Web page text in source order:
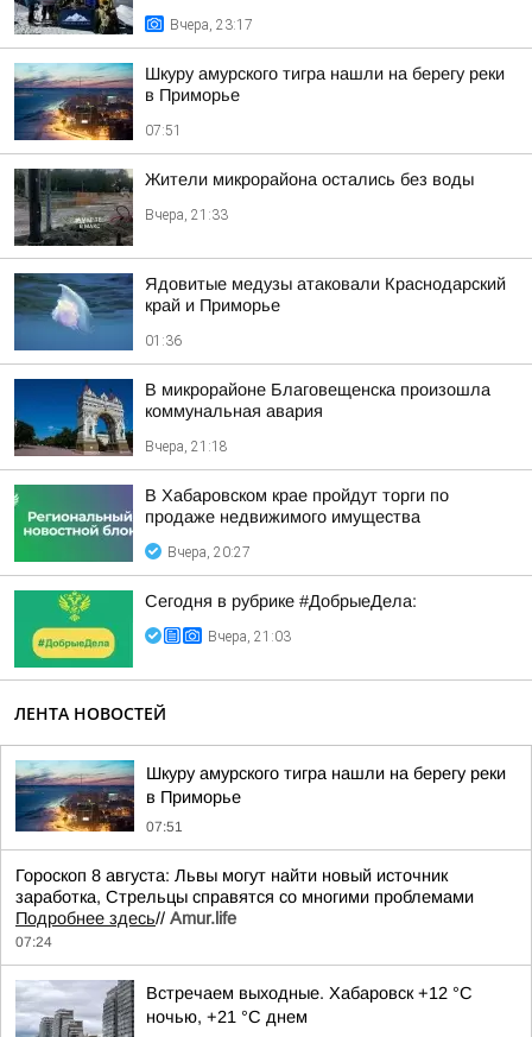
Вчера, 23:17
Шкуру амурского тигра нашли на берегу реки
в Приморье
07:51
Жители микрорайона остались без воды
Вчера, 21:33
Ядовитые медузы атаковали Краснодарский
край и Приморье
01:36
В микрорайоне Благовещенска произошла
коммунальная авария
Вчера, 21:18
В Хабаровском крае пройдут торги по
продаже недвижимого имущества
Вчера, 20:27
Сегодня в рубрике #ДобрыеДела:
Вчера, 21:03
ЛЕНТА НОВОСТЕЙ
Шкуру амурского тигра нашли на берегу реки
в Приморье
07:51
Гороскоп 8 августа: Львы могут найти новый источник
заработка, Стрельцы справятся со многими проблемами
Подробнее здесь// Аmur.life
07:24
Встречаем выходные. Хабаровск +12 °C
ночью, +21 °C днем